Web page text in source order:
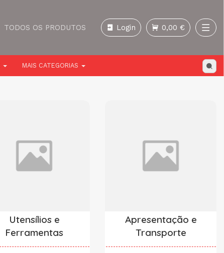
TODOS OS PRODUTOS Login 0,00 €
MAIS CATEGORIAS
Utensílios e
Ferramentas
Apresentação e
Transporte